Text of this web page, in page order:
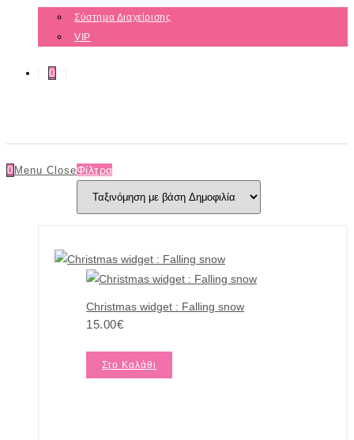
Σύστημα Διαχείρισης
VIP
0
0 Menu CloseΦίλτρα
Christmas widget : Falling snow
15.00€
Στο Καλάθι